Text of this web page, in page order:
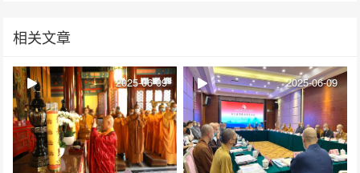
相关文章
2025-06-09 2025-06-09